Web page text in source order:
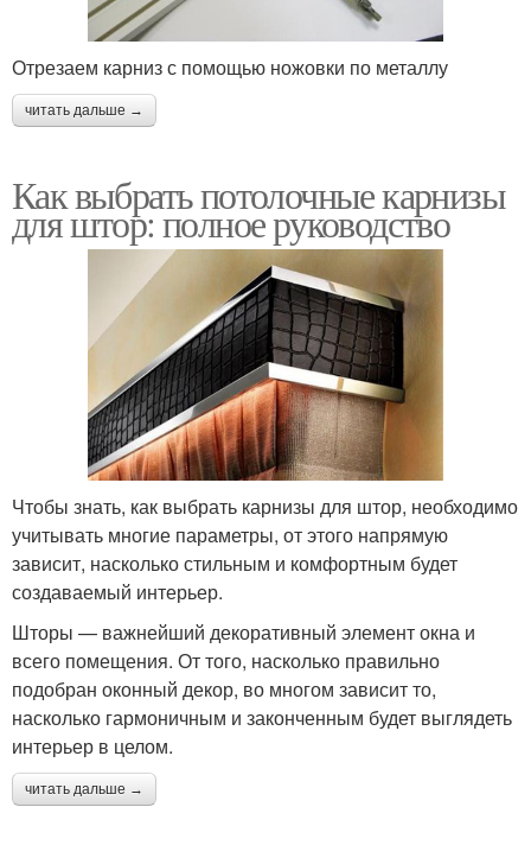
Отрезаем карниз с помощью ножовки по металлу
читать дальше →
Как выбрать потолочные карнизы
для штор: полное руководство
Чтобы знать, как выбрать карнизы для штор, необходимо
учитывать многие параметры, от этого напрямую
зависит, насколько стильным и комфортным будет
создаваемый интерьер.
Шторы — важнейший декоративный элемент окна и
всего помещения. От того, насколько правильно
подобран оконный декор, во многом зависит то,
насколько гармоничным и законченным будет выглядеть
интерьер в целом.
читать дальше →